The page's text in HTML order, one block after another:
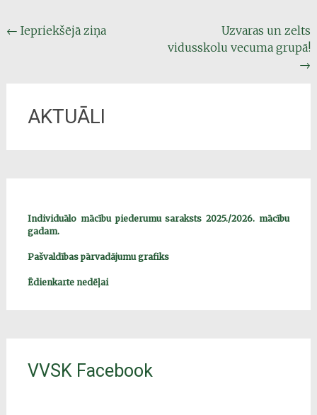
Post
← Iepriekšējā ziņa
Uzvaras un zelts
vidusskolu vecuma grupā!
→
AKTUĀLI
Individuālo mācību piederumu saraksts 2025./2026. mācību
gadam.
Pašvaldības pārvadājumu grafiks
Ēdienkarte nedēļai
VVSK Facebook